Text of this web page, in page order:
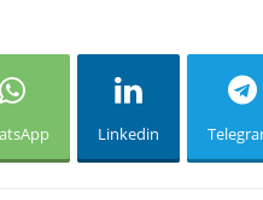
Linkedin